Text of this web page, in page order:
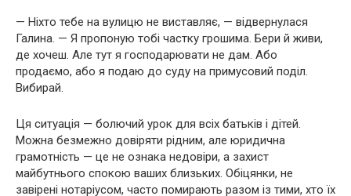
— Ніхто тебе на вулицю не виставляє, — відвернулася
Галина. — Я пропоную тобі частку грошима. Бери й живи,
де хочеш. Але тут я господарювати не дам. Або
продаємо, або я подаю до суду на примусовий поділ.
Вибирай.
Ця ситуація — болючий урок для всіх батьків і дітей.
Можна безмежно довіряти рідним, але юридична
грамотність — це не ознака недовіри, а захист
майбутнього спокою ваших близьких. Обіцянки, не
завірені нотаріусом, часто помирають разом із тими, хто їх